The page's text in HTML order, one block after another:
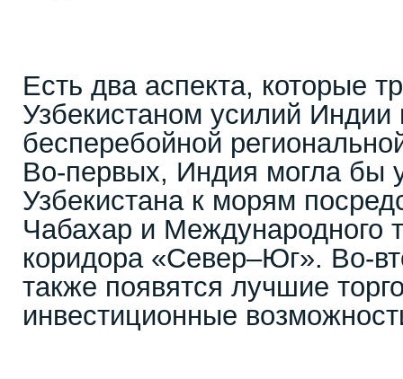
Есть два аспекта, которые
Узбекистаном усилий
бесперебойной
Во-первых, Индия могла бы
Узбекистана к морям
Чабахар и Международного
коридора «Север–Юг». Во-
также появятся лучшие
инвестиционные